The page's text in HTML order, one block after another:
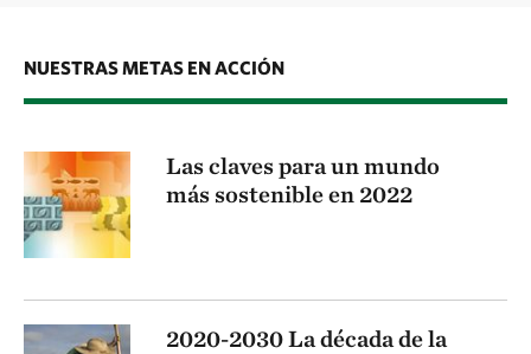
NUESTRAS METAS EN ACCIÓN
Las claves para un mundo
más sostenible en 2022
2020-2030 La década de la